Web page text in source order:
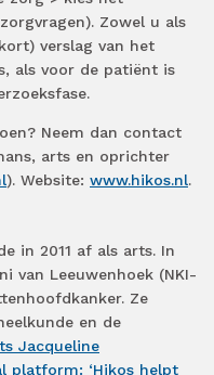
Zowel u als
verslag van het
als voor de patiënt is
Neem dan contact
arts en oprichter
). Website: www.hikos.nl.
in 2011 af als arts. In
van Leeuwenhoek (NKI-
Ze
en de
Jacqueline
platform: ‘Hikos helpt